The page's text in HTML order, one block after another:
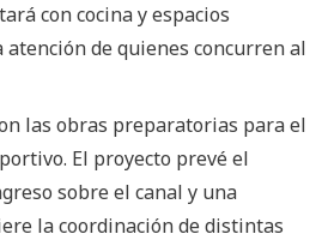
con cocina y espacios
atención de quienes concurren al
las obras preparatorias para el
El proyecto prevé el
sobre el canal y una
la coordinación de distintas